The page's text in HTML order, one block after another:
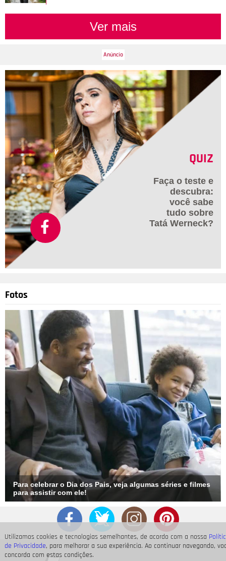
Utilizamos cookies e tecnologias semelhantes, de acordo com a nossa
de Privacidade, para melhorar a sua experiência. Ao continuar navegando,
concorda com estas condições.
Ver mais
QUIZ
Faça o teste e
descubra:
você sabe
tudo sobre
Tatá Werneck?
Fotos
Para celebrar o Dia dos Pais, veja algumas séries e filmes
para assistir com ele!